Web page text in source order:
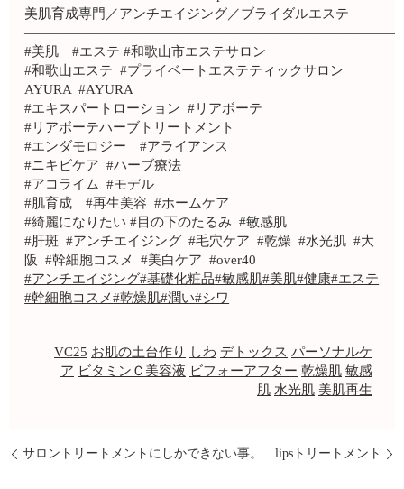
美肌育成専門／アンチエイジング／ブライダルエステ
————————————————————————————
#美肌 #エステ #和歌山市エステサロン
#和歌山エステ #プライベートエステティックサロン
AYURA #AYURA
#エキスパートローション #リアボーテ
#リアボーテハーブトリートメント
#エンダモロジー #アライアンス
#ニキビケア #ハーブ療法
#アコライム #モデル
#肌育成 #再生美容 #ホームケア
#綺麗になりたい #目の下のたるみ #敏感肌
#肝斑 #アンチエイジング #毛穴ケア #乾燥 #水光肌 #大
阪 #幹細胞コスメ #美白ケア #over40
#アンチエイジング#基礎化粧品#敏感肌#美肌#健康#エステ
#幹細胞コスメ#乾燥肌#潤い#シワ
VC25 お肌の土台作り しわ デトックス パーソナルケ
ア ビタミンＣ美容液 ビフォーアフター 乾燥肌 敏感
肌 水光肌 美肌再生
サロントリートメントにしかできない事。 lipsトリートメント